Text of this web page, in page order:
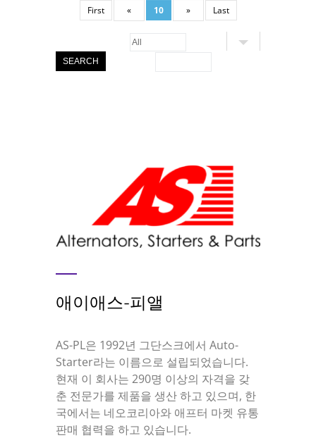
First « 10 » Last
SEARCH
애이애스-피앨
AS-PL은 1992년 그단스크에서 Auto-
Starter라는 이름으로 설립되었습니다.
현재 이 회사는 290명 이상의 자격을 갖
춘 전문가를 제품을 생산 하고 있으며, 한
국에서는 네오코리아와 애프터 마켓 유통
판매 협력을 하고 있습니다.